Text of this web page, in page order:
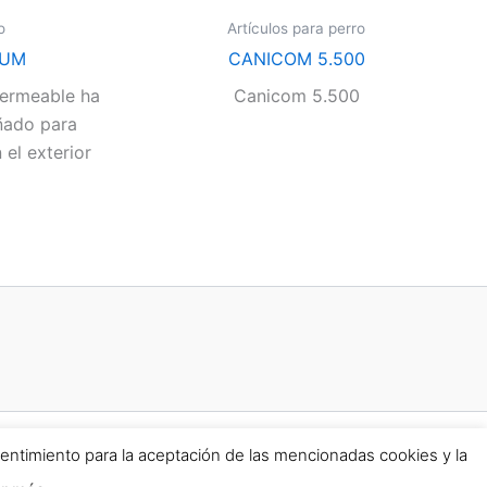
ha
para
el exterior
Artículos para perro
CANICOM 5.500
Canicom 5.500
WordPress
para la aceptación de las mencionadas cookies y la